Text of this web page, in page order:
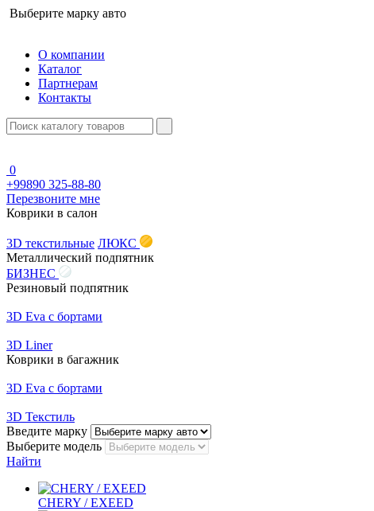
Выберите марку авто
О компании
Каталог
Партнерам
Контакты
0
+99890 325-88-80
Перезвоните мне
Коврики в салон
3D текстильные ЛЮКС
Металлический подпятник
БИЗНЕС
Резиновый подпятник
3D Eva с бортами
3D Liner
Коврики в багажник
3D Eva с бортами
3D Текстиль
Введите марку
Выберите модель
Найти
CHERY / EXEED